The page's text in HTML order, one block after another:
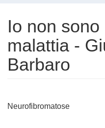
Io non sono
malattia -
Barbaro
Neurofibromatose